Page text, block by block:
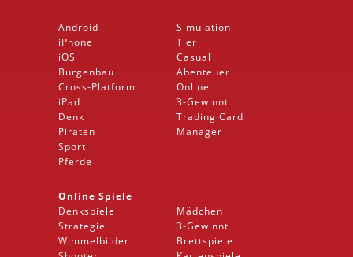
Android
iPhone
iOS
Burgenbau
Cross-Platform
iPad
Denk
Piraten
Sport
Pferde
Simulation
Tier
Casual
Abenteuer
Online
3-Gewinnt
Trading Card
Manager
Online Spiele
Denkspiele
Strategie
Wimmelbilder
Mädchen
3-Gewinnt
Brettspiele